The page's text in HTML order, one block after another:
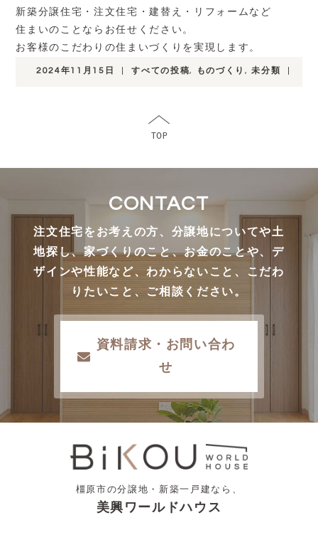
新築分譲住宅・注文住宅・建替え・リフォームなど
住まいのことならお任せください。
お客様のこだわりの住まいづくりを実現します。
2024年11月15日 すべての投稿, ものづくり ,未分類
CONTACT
注文住宅をお考えの方、分譲地についてや土
地探し、家づくりのこと、お金のことや、デ
ザインや性能など、わからないこと、こだわ
りたいこと、ご相談ください。
資料請求・お問い合わ
せ
橿原市の分譲地・新築一戸建なら、
美興ワールドハウス